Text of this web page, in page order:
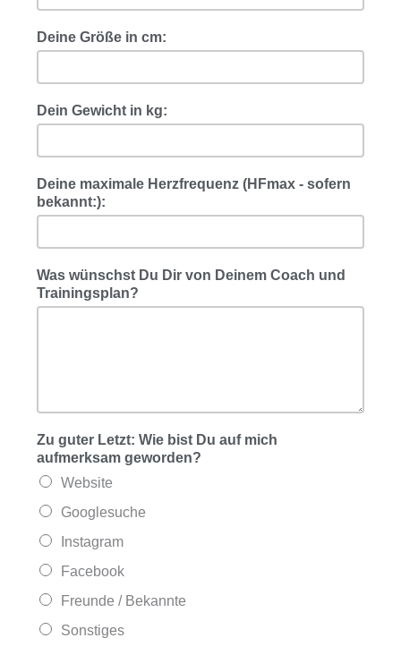
Deine Größe in cm:
Dein Gewicht in kg:
Deine maximale Herzfrequenz (HFmax - sofern
bekannt:):
Was wünschst Du Dir von Deinem Coach und
Trainingsplan?
Zu guter Letzt: Wie bist Du auf mich
aufmerksam geworden?
Website
Googlesuche
Instagram
Facebook
Freunde / Bekannte
Sonstiges